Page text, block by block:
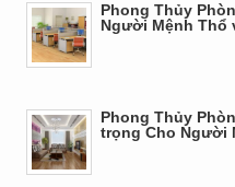
Phong Thủy
Người Mệnh Thổ
Phong Thủy
trọng Cho Người